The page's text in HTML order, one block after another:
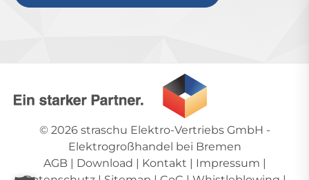
© 2026 straschu Elektro-Vertriebs GmbH -
Elektrogroßhandel bei Bremen
AGB | Download | Kontakt | Impressum |